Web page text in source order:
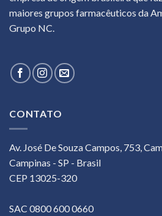
maiores grupos farmacêuticos da
Grupo NC.
CONTATO
Av. José De Souza Campos, 753,
Campinas - SP - Brasil
CEP 13025-320
SAC 0800 600 0660